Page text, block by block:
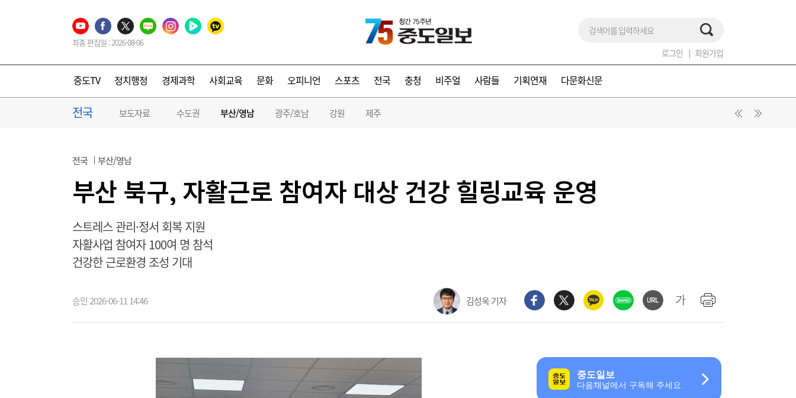
최종 편집일 : 2026-08-06
로그인 회원가입
중도TV 정치행정 경제과학 사회교육 문화 오피니언 스포츠 전국 충청 비주얼 사람들 기획연재 다문화신문
전국 보도자료 수도권 부산/영남 광주/호남 강원 제주
전국 부산/영남
부산 북구, 자활근로 참여자 대상 건강 힐링교육 운영
스트레스 관리·정서 회복 지원
자활사업 참여자 100여 명 참석
건강한 근로환경 조성 기대
승인 2026-06-11 14:46 김성욱 기자